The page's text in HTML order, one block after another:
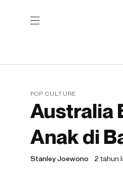
POP CULTURE
Australia
Anak di
Stanley Joewono 2 tahun